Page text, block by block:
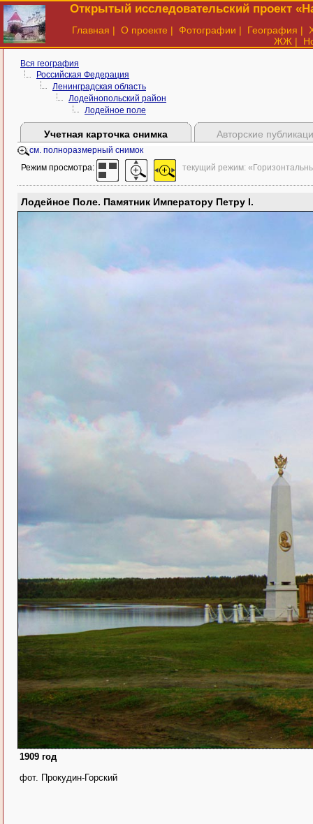
Открытый исследовательский проект
Главная | О проекте | Фотографии | География |
ЖЖ |
Вся география
Российская Федерация
Ленинградская область
Лодейнопольский район
Лодейное поле
Учетная карточка снимка Авторские
см. полноразмерный снимок
Режим просмотра: текущий режим:
Лодейное Поле. Памятник Императору Петру I.
1909 год
фот. Прокудин-Горский